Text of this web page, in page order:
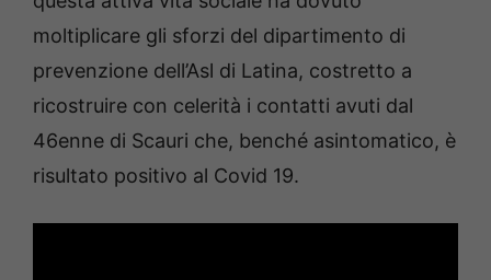
moltiplicare gli sforzi del dipartimento di
prevenzione dell’Asl di Latina, costretto a
ricostruire con celerità i contatti avuti dal
46enne di Scauri che, benché asintomatico, è
risultato positivo al Covid 19.